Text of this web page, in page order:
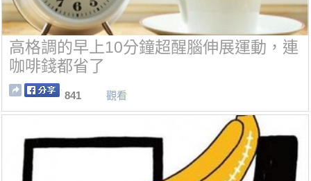
高格調的早上10分鐘超醒腦伸展運動，連
咖啡錢都省了
841 觀看